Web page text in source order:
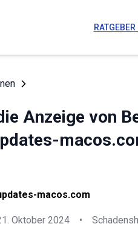
Anzeige von
macos.com
Oktober 2024 •